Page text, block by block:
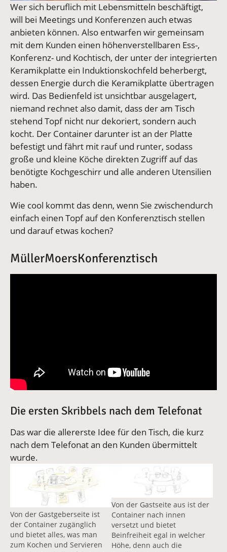
Wer sich beruflich mit Lebensmitteln beschäftigt,
will bei Meetings und Konferenzen auch etwas
anbieten können. Also entwarfen wir gemeinsam
mit dem Kunden einen höhenverstellbaren Ess-,
Konferenz- und Kochtisch, der unter der integrierten
Keramikplatte ein Induktionskochfeld beherbergt,
dessen Energie durch die Keramikplatte übertragen
wird. Das Bedienfeld ist unsichtbar ausgelagert,
niemand rechnet also damit, dass der am Tisch
stehend Topf nicht nur dekoriert, sondern auch
kocht. Der Container darunter ist an der Platte
befestigt und fährt mit rauf und runter, sodass
große und kleine Köche direkten Zugriff auf das
benötigte Kochgeschirr und alle anderen Utensilien
haben.
Wie cool kommt das denn, wenn Sie zwischendurch
einfach einen Topf auf den Konferenztisch stellen
und darauf etwas kochen?
MüllerMoersKonferenztisch
Vergrößerte Version anzeigen für
Von der Gastgeberseite ist
der Container zugänglich
und bietet alles, was man
zum Kochen und Servieren
Vergrößerte Version
Von der Gastseite aus ist der
Container nach innen
versetzt und bietet
Beinfreiheit egal in welcher
Höhe, denn auch die
Die ersten Skribbels nach dem Telefonat
Das war die allererste Idee für den Tisch, die kurz
nach dem Telefonat an den Kunden übermittelt
wurde.